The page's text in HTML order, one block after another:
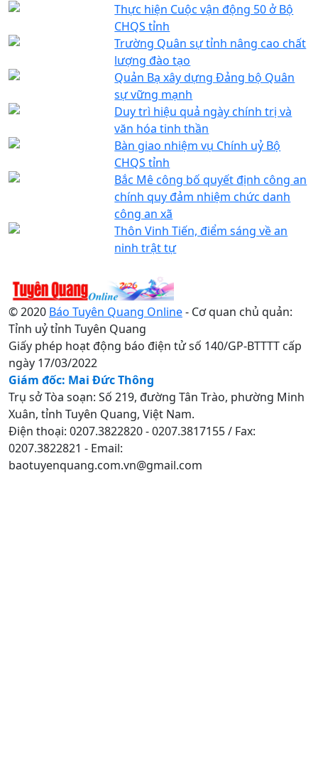
Thực hiện Cuộc vận động 50 ở Bộ
CHQS tỉnh
Trường Quân sự tỉnh nâng cao chất
lượng đào tạo
Quản Bạ xây dựng Đảng bộ Quân
sự vững mạnh
Duy trì hiệu quả ngày chính trị và
văn hóa tinh thần
Bàn giao nhiệm vụ Chính uỷ Bộ
CHQS tỉnh
Bắc Mê công bố quyết định công an
chính quy đảm nhiệm chức danh
công an xã
Thôn Vinh Tiến, điểm sáng về an
ninh trật tự
© 2020 Báo Tuyên Quang Online- Cơ quan chủ quản:
Tỉnh uỷ tỉnh Tuyên Quang
Giấy phép hoạt động báo điện tử số 140/GP-BTTTT cấp
ngày 17/03/2022
Giám đốc: Mai Đức Thông
Trụ sở Tòa soạn: Số 219, đường Tân Trào, phường Minh
Xuân, tỉnh Tuyên Quang, Việt Nam.
Điện thoại: 0207.3822820 - 0207.3817155 / Fax:
0207.3822821 - Email:
baotuyenquang.com.vn@gmail.com